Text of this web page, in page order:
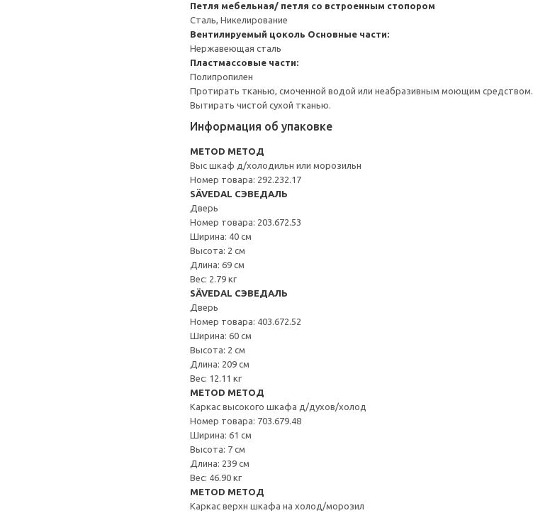
Петля мебельная/ петля со встроенным стопором
Сталь, Никелирование
Вентилируемый цоколь Основные части:
Нержавеющая сталь
Пластмассовые части:
Полипропилен
Протирать тканью, смоченной водой или неабразивным моющим средством.
Вытирать чистой сухой тканью.
Информация об упаковке
METOD МЕТОД
Выс шкаф д/холодильн или морозильн
Номер товара: 292.232.17
SÄVEDAL СЭВЕДАЛЬ
Дверь
Номер товара: 203.672.53
Ширина: 40 см
Высота: 2 см
Длина: 69 см
Вес: 2.79 кг
SÄVEDAL СЭВЕДАЛЬ
Дверь
Номер товара: 403.672.52
Ширина: 60 см
Высота: 2 см
Длина: 209 см
Вес: 12.11 кг
METOD МЕТОД
Каркас высокого шкафа д/духов/холод
Номер товара: 703.679.48
Ширина: 61 см
Высота: 7 см
Длина: 239 см
Вес: 46.90 кг
METOD МЕТОД
Каркас верхн шкафа на холод/морозил